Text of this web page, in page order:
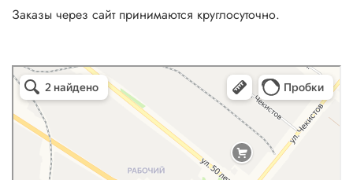
Заказы через сайт принимаются круглосуточно.